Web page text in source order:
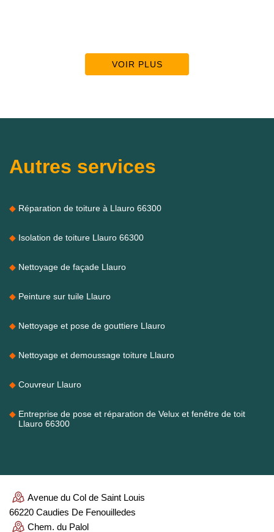
VOIR PLUS
Autres services
Réparation de toiture à Llauro 66300
Isolation de toiture Llauro 66300
Nettoyage de façade Llauro
Peinture sur tuile Llauro
Nettoyage et pose de gouttiere Llauro
Nettoyage et demoussage toiture Llauro
Couvreur Llauro
Entreprise de pose et réparation de Velux et fenêtre de toit
Llauro 66300
Avenue du Col de Saint Louis
66220 Caudies De Fenouilledes
Chem. du Palol